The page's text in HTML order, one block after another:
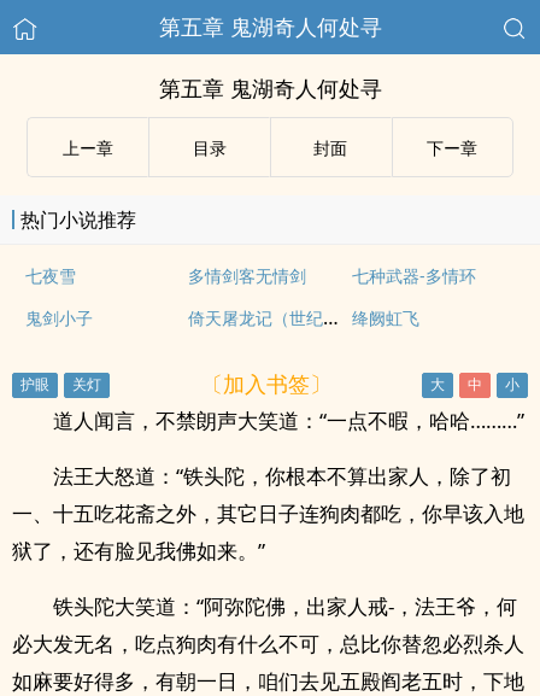
第五章 鬼湖奇人何处寻
第五章 鬼湖奇人何处寻
上ー章 目录 封面 下ー章
热门小说推荐
七夜雪 多情剑客无情剑
七种武器-多情环
鬼剑小子
倚天屠龙记（世纪新修版） 绛阙虹飞
〔加入书签〕
道人闻言，不禁朗声大笑道：“一点不暇，哈哈………”
法王大怒道：“铁头陀，你根本不算出家人，除了初
一、十五吃花斋之外，其它日子连狗肉都吃，你早该入地
狱了，还有脸见我佛如来。”
铁头陀大笑道：“阿弥陀佛，出家人戒-，法王爷，何
必大发无名，吃点狗肉有什么不可，总比你替忽必烈杀人
如麻要好得多，有朝一日，咱们去见五殿阎老五时，下地